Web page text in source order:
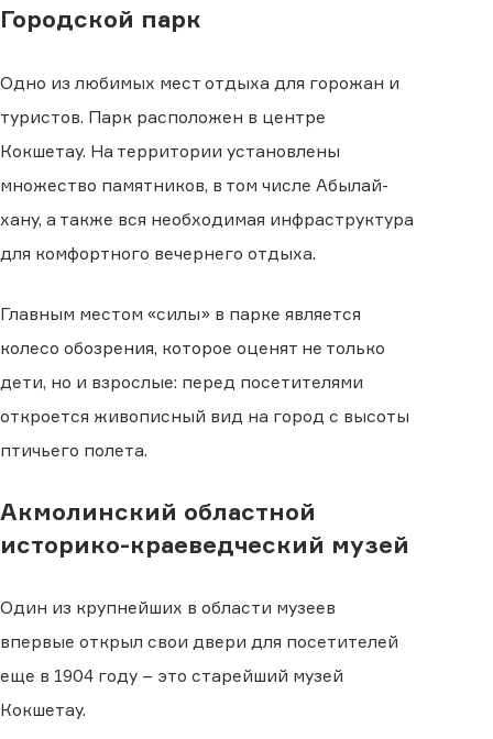
Городской парк
Одно из любимых мест отдыха для горожан и
туристов. Парк расположен в центре
Кокшетау. На территории установлены
множество памятников, в том числе Абылай-
хану, а также вся необходимая инфраструктура
для комфортного вечернего отдыха.
Главным местом «силы» в парке является
колесо обозрения, которое оценят не только
дети, но и взрослые: перед посетителями
откроется живописный вид на город с высоты
птичьего полета.
Акмолинский областной
историко-краеведческий музей
Один из крупнейших в области музеев
впервые открыл свои двери для посетителей
еще в 1904 году – это старейший музей
Кокшетау.